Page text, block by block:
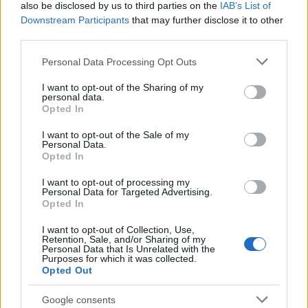
also be disclosed by us to third parties on the IAB’s List of
Downstream Participants that may further disclose it to other
Please note that this website/app uses one or more Google
not limited to your visit or usage behaviour. You may click to
grant or deny consent to Google and its third-party tags to
use your data for below specified purposes in below Google
consent section.
Personal Data Processing Opt Outs
I want to opt-out of the Sharing of my
personal data.
Opted In
I want to opt-out of the Sale of my
Personal Data.
Opted In
I want to opt-out of processing my
Personal Data for Targeted Advertising.
Opted In
I want to opt-out of Collection, Use,
Retention, Sale, and/or Sharing of my
Personal Data that Is Unrelated with the
Purposes for which it was collected.
Opted Out
Google consents